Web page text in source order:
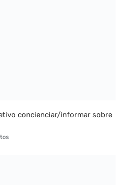
concienciar/informar sobre